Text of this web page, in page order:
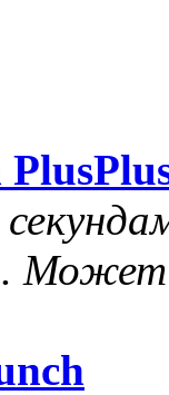
Может